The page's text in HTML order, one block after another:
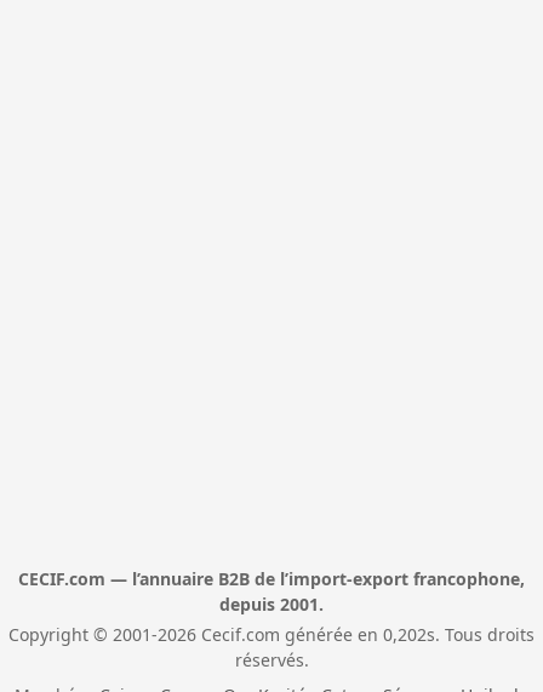
CECIF.com — l’annuaire B2B de l’import-export francophone,
depuis 2001.
Copyright © 2001-2026 Cecif.com générée en 0,202s. Tous droits
réservés.